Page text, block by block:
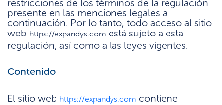
restricciones de los términos de la regulación
presente en las menciones legales a
continuación. Por lo tanto, todo acceso al sitio
web https://expandys.com está sujeto a esta
regulación, así como a las leyes vigentes.
Contenido
El sitio web https://expandys.com contiene